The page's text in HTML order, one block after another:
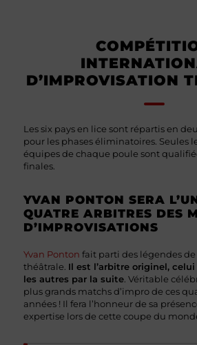
D’IMPROVISATION
Les six pays en lice sont répartis en
pour les phases éliminatoires. Seules
équipes de chaque poule sont
finales.
YVAN PONTON SERA
QUATRE ARBITRES DES
D’IMPROVISATIONS
Yvan Ponton fait parti des légendes
théâtrale. Il est l’arbitre originel,
les autres par la suite . Véritable
plus grands matchs d’impro de ces
années ! Il fera l’honneur de sa
expertise lors de cette coupe du